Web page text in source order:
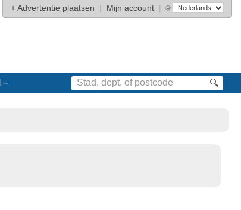
+Advertentie plaatsen | Mijn account | 🌐
🔍